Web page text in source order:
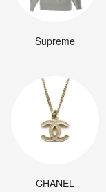
Supreme
CHANEL